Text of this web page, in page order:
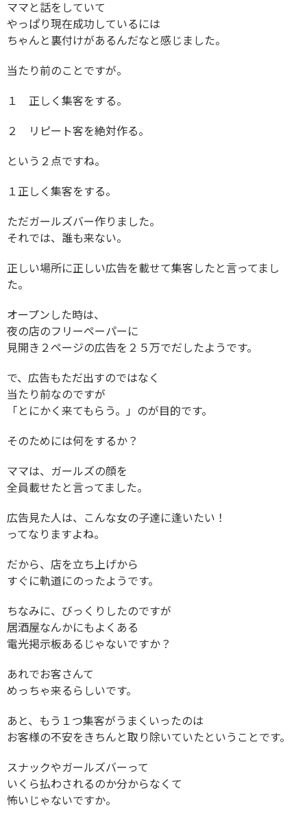
ママと話をしていて
やっぱり現在成功しているには
ちゃんと裏付けがあるんだなと感じました。
当たり前のことですが。
１ 正しく集客をする。
２ リピート客を絶対作る。
という２点ですね。
１正しく集客をする。
ただガールズバー作りました。
それでは、誰も来ない。
正しい場所に正しい広告を載せて集客したと言ってまし
た。
オープンした時は、
夜の店のフリーペーパーに
見開き２ページの広告を２５万でだしたようです。
で、広告もただ出すのではなく
当たり前なのですが
「とにかく来てもらう。」のが目的です。
そのためには何をするか？
ママは、ガールズの顔を
全員載せたと言ってました。
広告見た人は、こんな女の子達に逢いたい！
ってなりますよね。
だから、店を立ち上げから
すぐに軌道にのったようです。
ちなみに、びっくりしたのですが
居酒屋なんかにもよくある
電光掲示板あるじゃないですか？
あれでお客さんて
めっちゃ来るらしいです。
あと、もう１つ集客がうまくいったのは
お客様の不安をきちんと取り除いていたということです。
スナックやガールズバーって
いくら払わされるのか分からなくて
怖いじゃないですか。